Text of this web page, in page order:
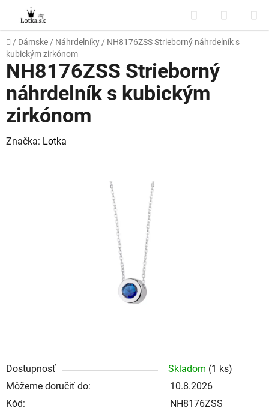
obsah
Hľadať
KOŠÍK
Domov
/ Dámske / Náhrdelníky / NH8176ZSS Strieborný náhrdelník s
kubickým zirkónom
Dostupnosť Skladom (1 ks)
Môžeme doručiť do:
10.8.2026
Kód:
NH8176ZSS
NH8176ZSS Strieborný
náhrdelník s kubickým
zirkónom
Značka: Lotka